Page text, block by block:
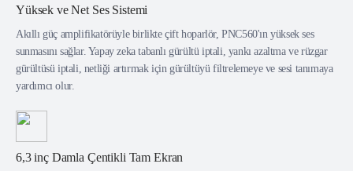
Yüksek ve Net Ses Sistemi
Akıllı güç amplifikatörüyle birlikte çift hoparlör, PNC560'ın yüksek ses
sunmasını sağlar. Yapay zeka tabanlı gürültü iptali, yankı azaltma ve rüzgar
gürültüsü iptali, netliği artırmak için gürültüyü filtrelemeye ve sesi tanımaya
yardımcı olur.
6,3 inç Damla Çentikli Tam Ekran